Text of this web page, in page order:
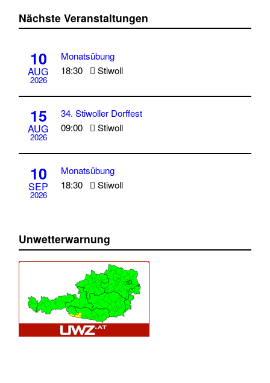
Nächste Veranstaltungen
10
AUG
2026
Monatsübung
18:30
Stiwoll
15
AUG
2026
34. Stiwoller Dorffest
09:00
Stiwoll
10
SEP
2026
Monatsübung
18:30
Stiwoll
Unwetterwarnung